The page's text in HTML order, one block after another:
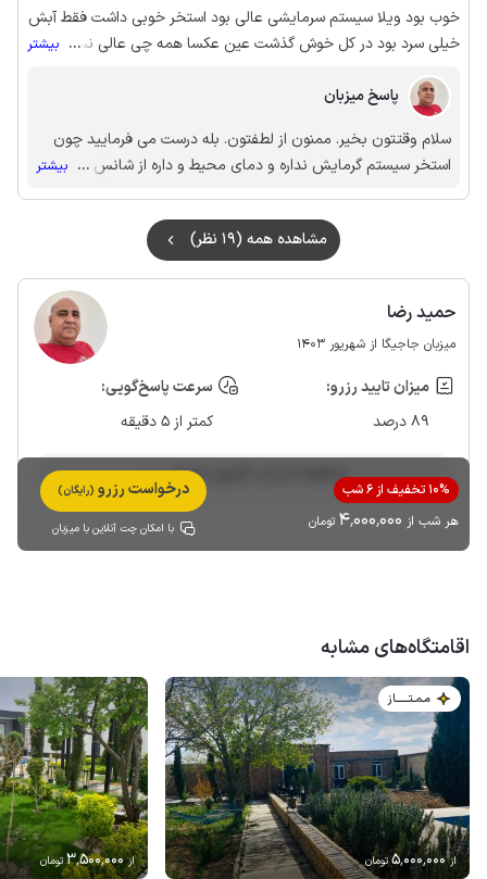
خوب بود ویلا سیستم سرمایشی عالی بود استخر خوبی داشت فقط آبش
خیلی سرد بود در کل خوش گذشت عین عکسا همه چی عالی نسبت به
... بیشتر
پاسخ میزبان
سلام وقتتون بخیر. ممنون از لطفتون. بله درست می فرمایید چون
استخر سیستم گرمایش نداره و دمای محیط و داره از شانس شما شب
... بیشتر
مشاهده همه (19 نظر)
حمید رضا
میزبان جاجیگا از شهریور 1403
میزان تایید رزرو:
89 درصد
سرعت پاسخ‌گویی:
کمتر از 5 دقیقه
مشاهده حساب کاربری میزبان
10% تخفیف از 6 شب
هر شب از 4٬000٬000 تومان
درخواست رزرو (رایگان)
با امکان چت آنلاین با میزبان
اقامتگاه‌های مشابه
مـمـتــــــاز
از 5٬000٬000تومان از 3٬500٬000تومان